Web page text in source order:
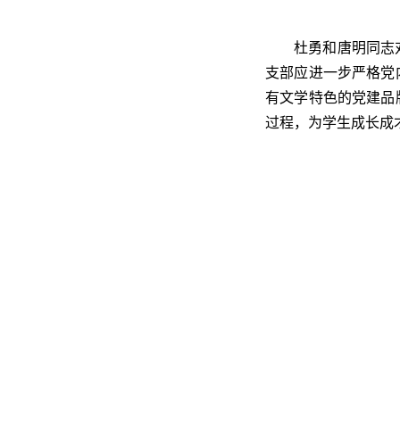
杜勇和唐明同志
支部应进一步严格
有文学特色的党建
过程，为学生成长成